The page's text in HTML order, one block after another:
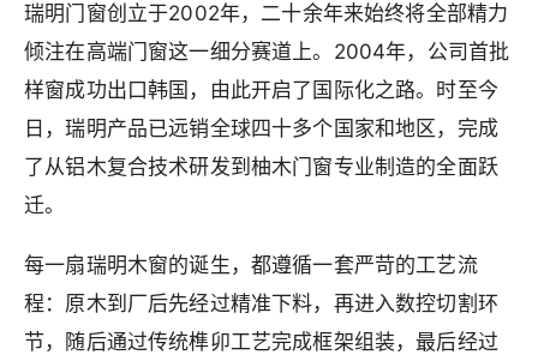
瑞明门窗创立于2002年，二十余年来始终将全部精力
倾注在高端门窗这一细分赛道上。2004年，公司首批
样窗成功出口韩国，由此开启了国际化之路。时至今
日，瑞明产品已远销全球四十多个国家和地区，完成
了从铝木复合技术研发到柚木门窗专业制造的全面跃
迁。
每一扇瑞明木窗的诞生，都遵循一套严苛的工艺流
程：原木到厂后先经过精准下料，再进入数控切割环
节，随后通过传统榫卯工艺完成框架组装，最后经过